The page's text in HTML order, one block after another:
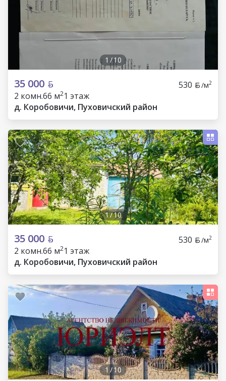
1 /10
35 000 530 /м2
2 комн.66 м21 этаж
д. Коробовичи, Пуховичский район
1/10
35 000 530 /м2
2 комн.66 м21 этаж
д. Коробовичи, Пуховичский район
1 /10